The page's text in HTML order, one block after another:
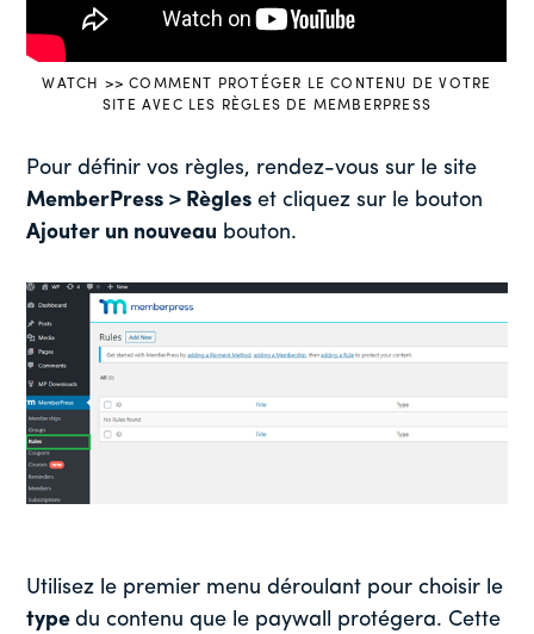
WATCH >> COMMENT PROTÉGER LE CONTENU DE VOTRE
SITE AVEC LES RÈGLES DE MEMBERPRESS
Pour définir vos règles, rendez-vous sur le site
MemberPress > Règles et cliquez sur le bouton
Ajouter un nouveau bouton.
Utilisez le premier menu déroulant pour choisir le
typedu contenu que le paywall protégera. Cette